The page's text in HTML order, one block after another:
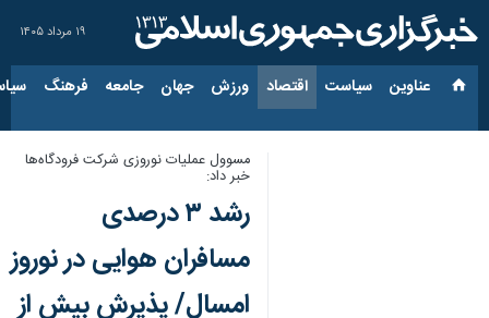
۱۹ مرداد ۱۴۰۵
عناوین‌ سیاست اقتصاد ورزش جهان جامعه فرهنگ
مسوول عملیات نوروزی شرکت فرودگاه‌ها
خبر داد:
رشد ۳ درصدی
مسافران هوایی در نوروز
امسال/ پذیرش بیش از